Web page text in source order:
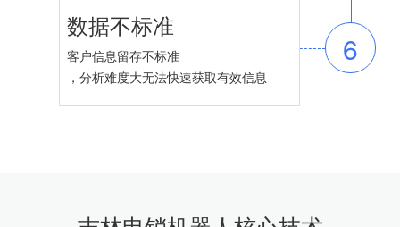
数据不标准
客户信息留存不标准
，分析难度大无法快速获取有效信息
6